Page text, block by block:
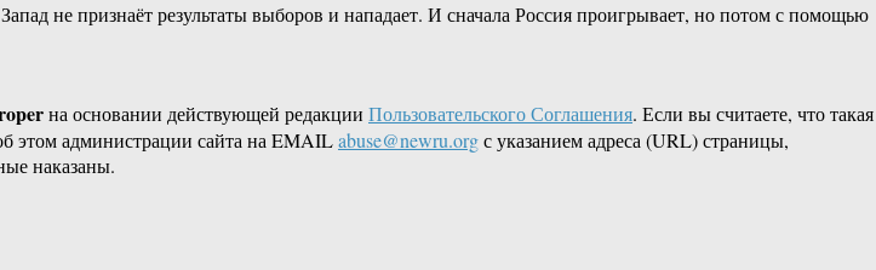
не признаёт результаты выборов и нападает. И сначала Россия проигрывает, но потом с помощью
на основании действующей редакции Пользовательского Соглашения. Если вы считаете, что такая
этом администрации сайта на EMAILabuse@newru.orgс указанием адреса (URL) страницы,
наказаны.